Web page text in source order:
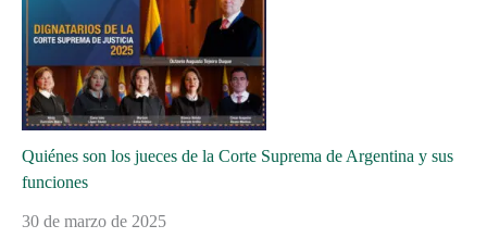
Quiénes son los jueces de la Corte Suprema de Argentina y sus
funciones
30 de marzo de 2025